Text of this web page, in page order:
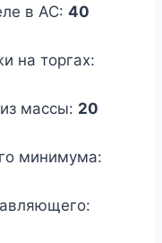
в АС: 40
на торгах:
массы: 20
минимума: